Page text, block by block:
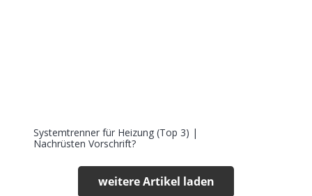
Systemtrenner für Heizung (Top 3) |
Nachrüsten Vorschrift?
weitere Artikel laden